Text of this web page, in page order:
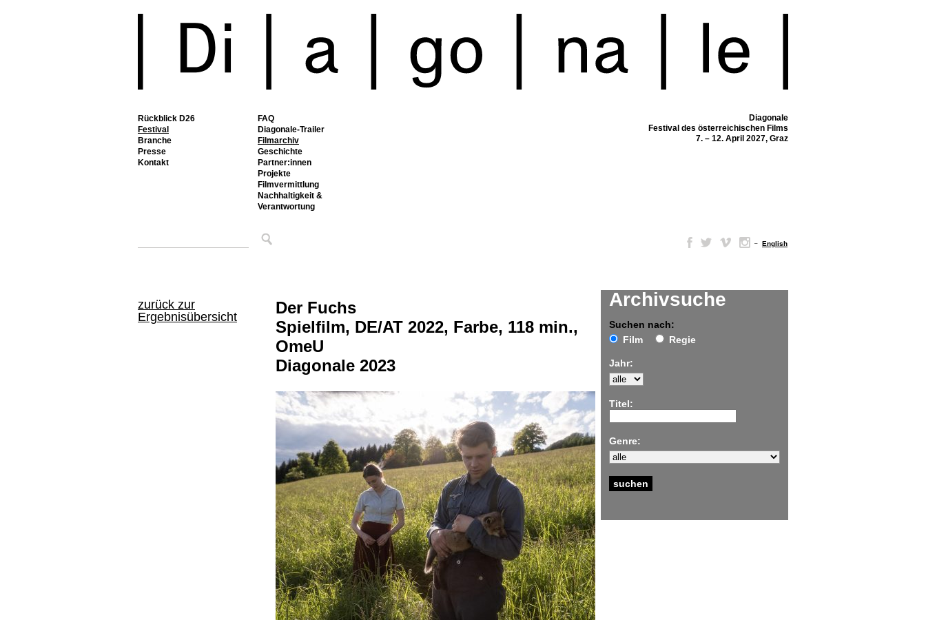
Rückblick D26
Festival
FAQ
Diagonale-Trailer
Filmarchiv
Geschichte
Partner:innen
Projekte
Filmvermittlung
Nachhaltigkeit &
Verantwortung
Branche
Presse
Kontakt
Diagonale
Festival des österreichischen Films
7. – 12. April 2027, Graz
– English
zurück zur
Ergebnisübersicht
Archivsuche
Suchen nach:
Film
Regie
Jahr:
Titel:
Genre:
Der Fuchs
Spielfilm, DE/AT 2022, Farbe, 118 min.,
OmeU
Diagonale 2023